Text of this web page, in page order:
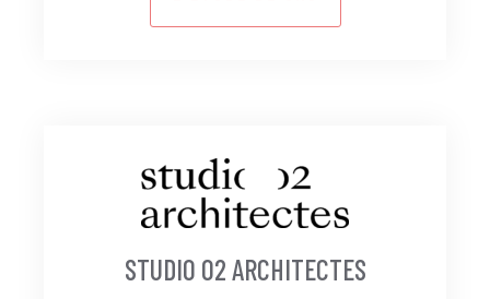
STUDIO 02 ARCHITECTES